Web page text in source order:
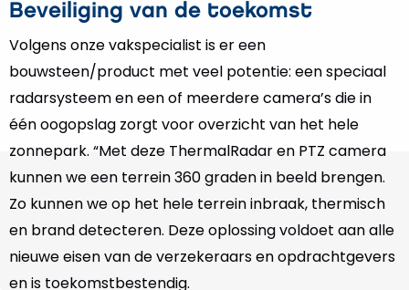
Beveiliging van de toekomst
Volgens onze vakspecialist is er een
bouwsteen/product met veel potentie: een speciaal
radarsysteem en een of meerdere camera’s die in
één oogopslag zorgt voor overzicht van het hele
zonnepark. “Met deze ThermalRadar en PTZ camera
kunnen we een terrein 360 graden in beeld brengen.
Zo kunnen we op het hele terrein inbraak, thermisch
en brand detecteren. Deze oplossing voldoet aan alle
nieuwe eisen van de verzekeraars en opdrachtgevers
en is toekomstbestendig.